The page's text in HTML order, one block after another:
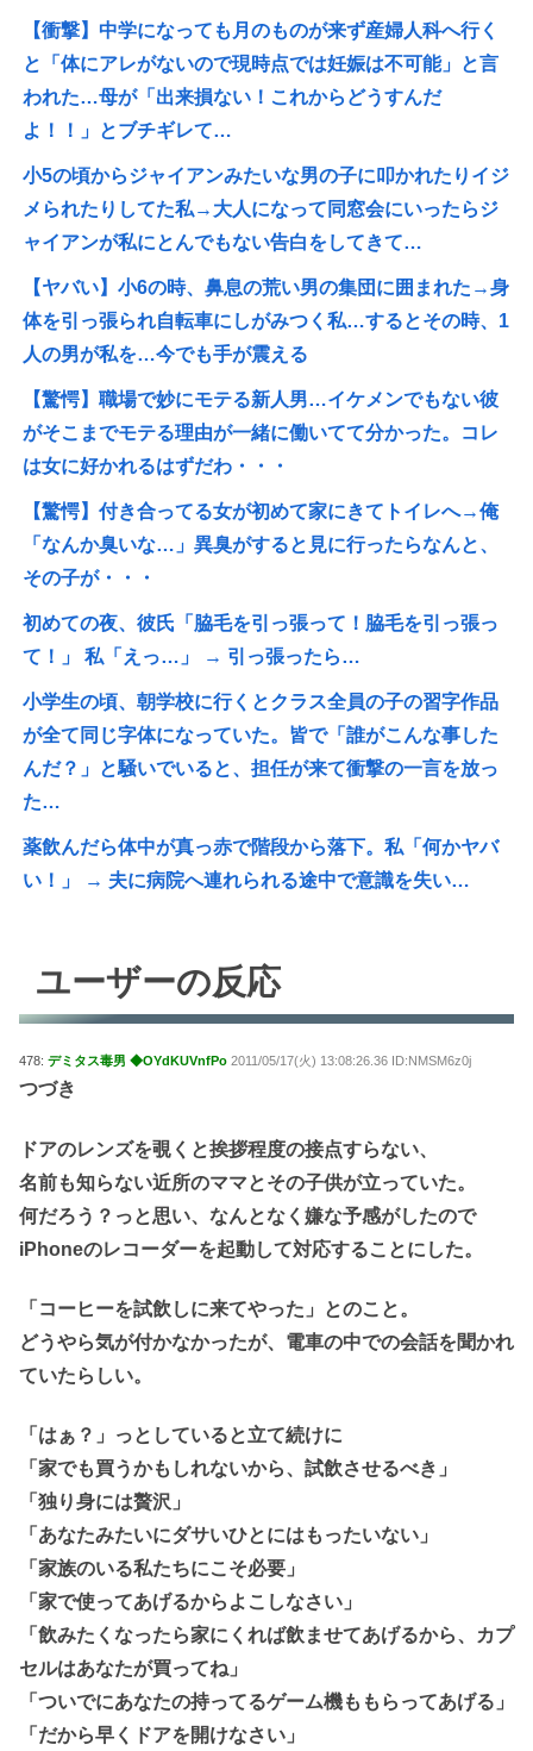
【衝撃】中学になっても月のものが来ず産婦人科へ行く
と「体にアレがないので現時点では妊娠は不可能」と言
われた…母が「出来損ない！これからどうすんだ
よ！！」とブチギレて…
小5の頃からジャイアンみたいな男の子に叩かれたりイジ
メられたりしてた私→大人になって同窓会にいったらジ
ャイアンが私にとんでもない告白をしてきて…
【ヤバい】小6の時、鼻息の荒い男の集団に囲まれた→身
体を引っ張られ自転車にしがみつく私…するとその時、1
人の男が私を…今でも手が震える
【驚愕】職場で妙にモテる新人男…イケメンでもない彼
がそこまでモテる理由が一緒に働いてて分かった。コレ
は女に好かれるはずだわ・・・
【驚愕】付き合ってる女が初めて家にきてトイレへ→俺
「なんか臭いな…」異臭がすると見に行ったらなんと、
その子が・・・
初めての夜、彼氏「脇毛を引っ張って！脇毛を引っ張っ
て！」 私「えっ…」 → 引っ張ったら…
小学生の頃、朝学校に行くとクラス全員の子の習字作品
が全て同じ字体になっていた。皆で「誰がこんな事した
んだ？」と騒いでいると、担任が来て衝撃の一言を放っ
た…
薬飲んだら体中が真っ赤で階段から落下。私「何かヤバ
い！」 → 夫に病院へ連れられる途中で意識を失い…
ユーザーの反応
478: デミタス毒男 ◆OYdKUVnfPo 2011/05/17(火) 13:08:26.36 ID:NMSM6z0j
つづき
ドアのレンズを覗くと挨拶程度の接点すらない、
名前も知らない近所のママとその子供が立っていた。
何だろう？っと思い、なんとなく嫌な予感がしたので
iPhoneのレコーダーを起動して対応することにした。
「コーヒーを試飲しに来てやった」とのこと。
どうやら気が付かなかったが、電車の中での会話を聞かれ
ていたらしい。
「はぁ？」っとしていると立て続けに
「家でも買うかもしれないから、試飲させるべき」
「独り身には贅沢」
「あなたみたいにダサいひとにはもったいない」
「家族のいる私たちにこそ必要」
「家で使ってあげるからよこしなさい」
「飲みたくなったら家にくれば飲ませてあげるから、カプ
セルはあなたが買ってね」
「ついでにあなたの持ってるゲーム機ももらってあげる」
「だから早くドアを開けなさい」